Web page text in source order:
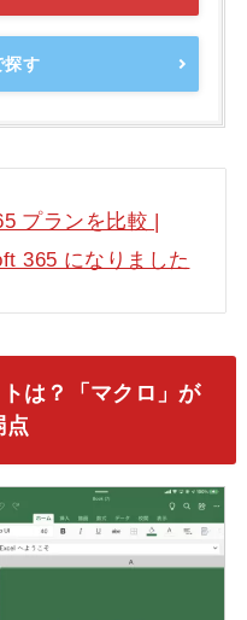
す
プランを比較 |
365 になりました
は？「マクロ」が
点